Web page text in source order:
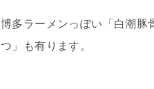
博多ラーメンっぽい「白潮豚
つ」も有ります。